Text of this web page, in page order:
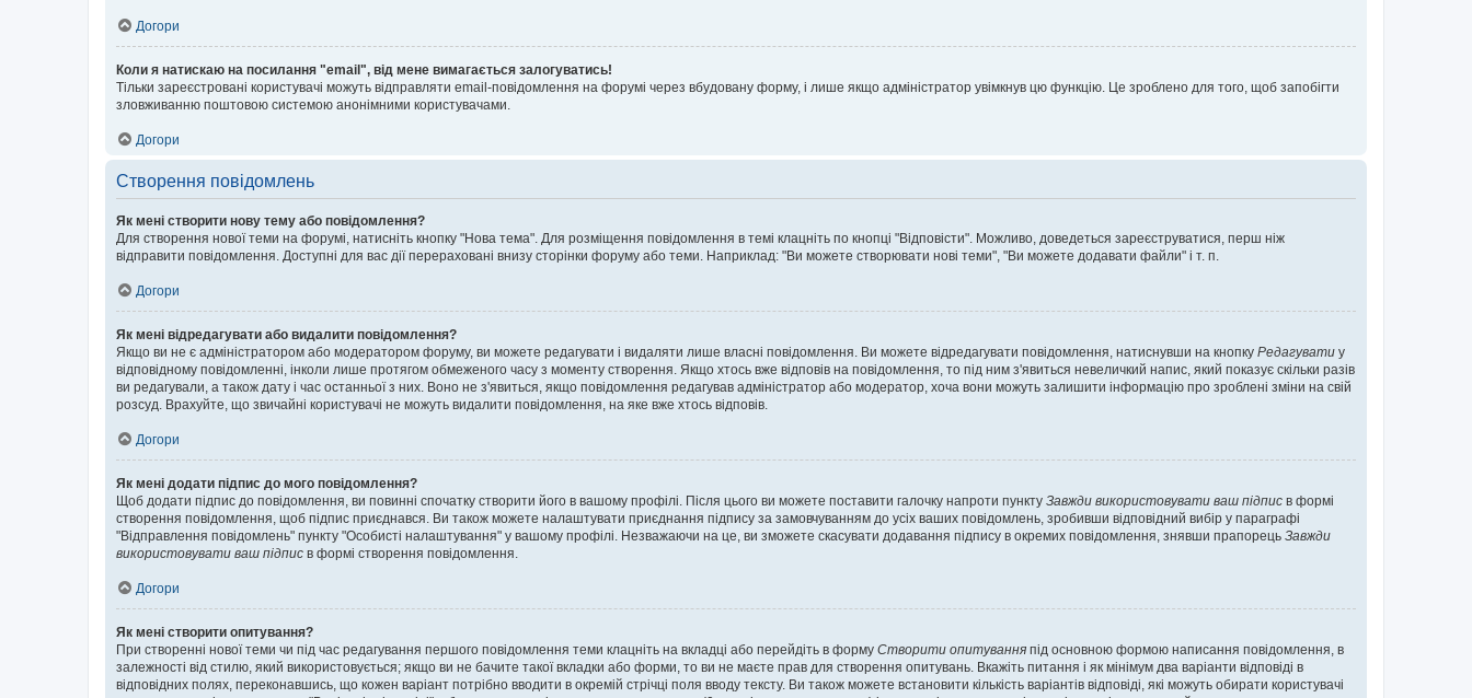
Догори
Коли я натискаю на посилання "email", від мене вимагається залогуватись!
Тільки зареєстровані користувачі можуть відправляти email-повідомлення на форумі через вбудовану форму, і лише якщо адміністратор увімкнув цю функцію. Це зроблено для того, щоб запобігти
зловживанню поштовою системою анонімними користувачами.
Догори
Створення повідомлень
Як мені створити нову тему або повідомлення?
Для створення нової теми на форумі, натисніть кнопку "Нова тема". Для розміщення повідомлення в темі клацніть по кнопці "Відповісти". Можливо, доведеться зареєструватися, перш ніж
відправити повідомлення. Доступні для вас дії перераховані внизу сторінки форуму або теми. Наприклад: "Ви можете створювати нові теми", "Ви можете додавати файли" і т. п.
Догори
Як мені відредагувати або видалити повідомлення?
Якщо ви не є адміністратором або модератором форуму, ви можете редагувати і видаляти лише власні повідомлення. Ви можете відредагувати повідомлення, натиснувши на кнопку Редагувати у
відповідному повідомленні, інколи лише протягом обмеженого часу з моменту створення. Якщо хтось вже відповів на повідомлення, то під ним з'явиться невеличкий напис, який показує скільки разів
ви редагували, а також дату і час останньої з них. Воно не з'явиться, якщо повідомлення редагував адміністратор або модератор, хоча вони можуть залишити інформацію про зроблені зміни на свій
розсуд. Врахуйте, що звичайні користувачі не можуть видалити повідомлення, на яке вже хтось відповів.
Догори
Як мені додати підпис до мого повідомлення?
Щоб додати підпис до повідомлення, ви повинні спочатку створити його в вашому профілі. Після цього ви можете поставити галочку напроти пункту Завжди використовувати ваш підпис в формі
створення повідомлення, щоб підпис приєднався. Ви також можете налаштувати приєднання підпису за замовчуванням до усіх ваших повідомлень, зробивши відповідний вибір у параграфі
"Відправлення повідомлень" пункту "Особисті налаштування" у вашому профілі. Незважаючи на це, ви зможете скасувати додавання підпису в окремих повідомлення, знявши прапорець Завжди
використовувати ваш підпис в формі створення повідомлення.
Догори
Як мені створити опитування?
При створенні нової теми чи під час редагування першого повідомлення теми клацніть на вкладці або перейдіть в форму Створити опитування під основною формою написання повідомлення, в
залежності від стилю, який використовується; якщо ви не бачите такої вкладки або форми, то ви не маєте прав для створення опитувань. Вкажіть питання і як мінімум два варіанти відповіді в
відповідних полях, переконавшись, що кожен варіант потрібно вводити в окремій стрічці поля вводу тексту. Ви також можете встановити кількість варіантів відповіді, які можуть обирати користувачі